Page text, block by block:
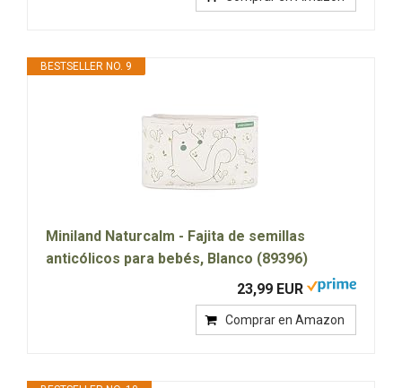
BESTSELLER NO. 9
Miniland Naturcalm - Fajita de semillas
anticólicos para bebés, Blanco (89396)
23,99 EUR
Comprar en Amazon